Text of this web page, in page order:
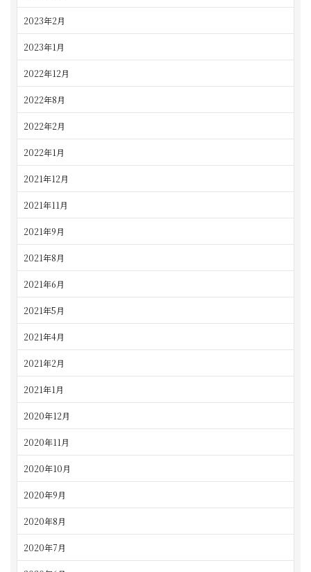
2023年2月
2023年1月
2022年12月
2022年8月
2022年2月
2022年1月
2021年12月
2021年11月
2021年9月
2021年8月
2021年6月
2021年5月
2021年4月
2021年2月
2021年1月
2020年12月
2020年11月
2020年10月
2020年9月
2020年8月
2020年7月